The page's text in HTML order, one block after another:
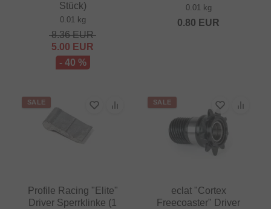
Stück)
0.01 kg
8.36EUR
5.00 EUR
- 40 %
0.01 kg
0.80 EUR
SALE
Profile Racing "Elite"
Driver Sperrklinke (1
SALE
eclat "Cortex
Freecoaster" Driver